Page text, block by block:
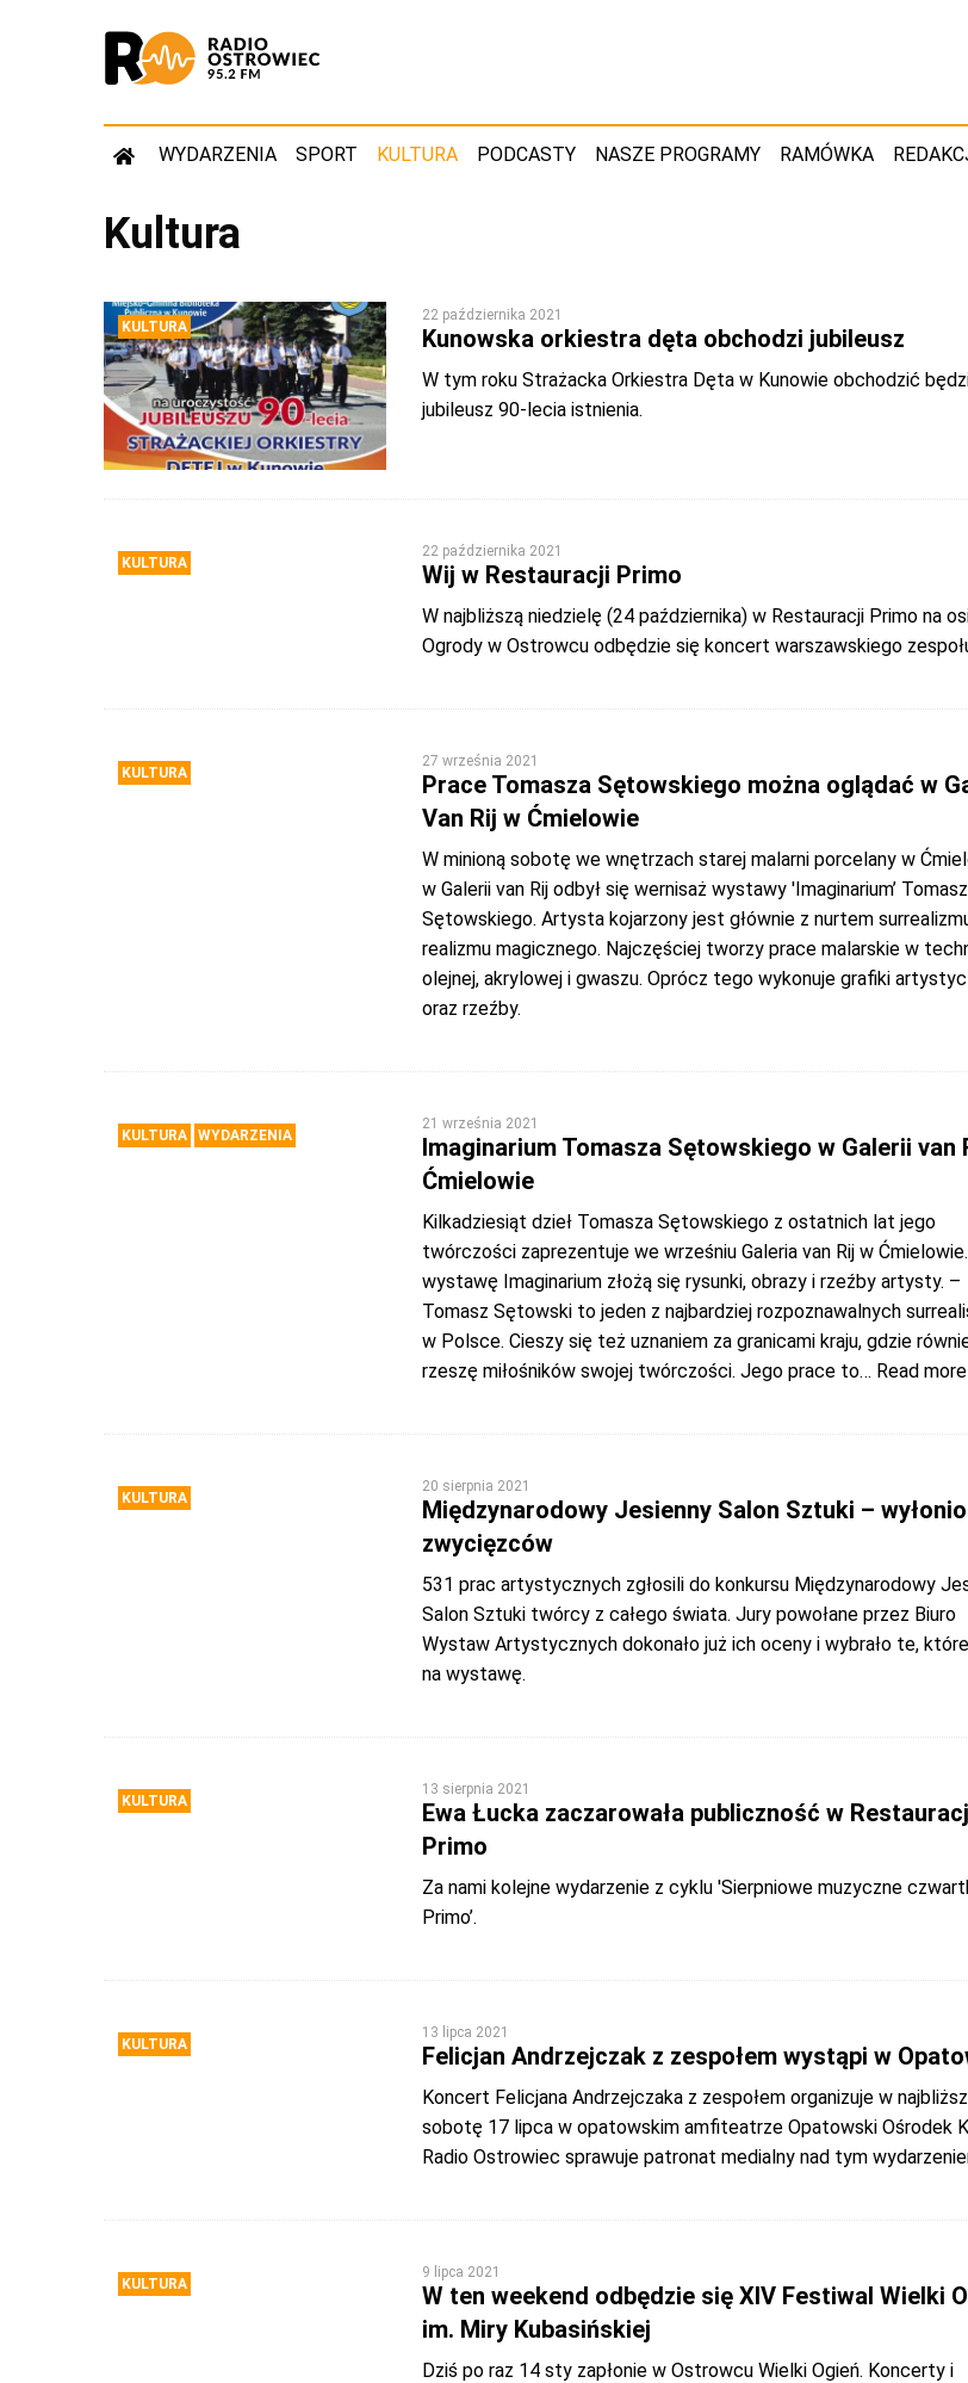
WYDARZENIA SPORT KULTURA PODCASTY NASZE PROGRAMY RAMÓWKA
Kultura
KULTURA
22 października 2021
Kunowska orkiestra dęta obchodzi jubileusz
W tym roku Strażacka Orkiestra Dęta w Kunowie obchodzić
jubileusz 90-lecia istnienia.
KULTURA
22 października 2021
Wij w Restauracji Primo
W najbliższą niedzielę (24 października) w Restauracji Primo na
Ogrody w Ostrowcu odbędzie się koncert warszawskiego
KULTURA
27 września 2021
Prace Tomasza Sętowskiego można oglądać w
Van Rij w Ćmielowie
W minioną sobotę we wnętrzach starej malarni porcelany w
w Galerii van Rij odbył się wernisaż wystawy 'Imaginarium’
Sętowskiego. Artysta kojarzony jest głównie z nurtem
realizmu magicznego. Najczęściej tworzy prace malarskie w
olejnej, akrylowej i gwaszu. Oprócz tego wykonuje grafiki
oraz rzeźby.
KULTURA WYDARZENIA
21 września 2021
Imaginarium Tomasza Sętowskiego w Galerii van
Ćmielowie
Kilkadziesiąt dzieł Tomasza Sętowskiego z ostatnich lat jego
twórczości zaprezentuje we wrześniu Galeria van Rij w
wystawę Imaginarium złożą się rysunki, obrazy i rzeźby artysty. –
Tomasz Sętowski to jeden z najbardziej rozpoznawalnych
w Polsce. Cieszy się też uznaniem za granicami kraju, gdzie
rzeszę miłośników swojej twórczości. Jego prace to… Read
KULTURA
20 sierpnia 2021
Międzynarodowy Jesienny Salon Sztuki –
zwycięzców
531 prac artystycznych zgłosili do konkursu Międzynarodowy
Salon Sztuki twórcy z całego świata. Jury powołane przez Biuro
Wystaw Artystycznych dokonało już ich oceny i wybrało te,
na wystawę.
KULTURA
13 sierpnia 2021
Ewa Łucka zaczarowała publiczność w
Primo
Za nami kolejne wydarzenie z cyklu 'Sierpniowe muzyczne
Primo’.
KULTURA
13 lipca 2021
Felicjan Andrzejczak z zespołem wystąpi w
Koncert Felicjana Andrzejczaka z zespołem organizuje w
sobotę 17 lipca w opatowskim amfiteatrze Opatowski Ośrodek
Radio Ostrowiec sprawuje patronat medialny nad tym
KULTURA
9 lipca 2021
W ten weekend odbędzie się XIV Festiwal Wielki
im. Miry Kubasińskiej
Dziś po raz 14 sty zapłonie w Ostrowcu Wielki Ogień. Koncerty i